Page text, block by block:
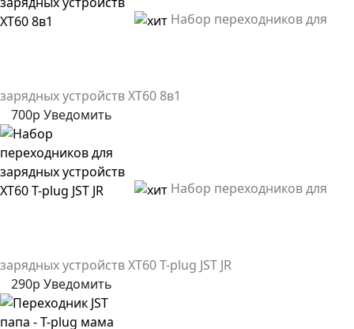
Набор переходников для
зарядных устройств XT60 8в1
700р Уведомить
Набор переходников для
зарядных устройств XT60 T-plug JST JR
290р Уведомить